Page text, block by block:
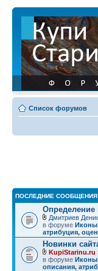
Список форумов
ПОСЛЕДНИЕ СООБЩЕНИЯ
Дмитриев
в форуме Иконы
атрибуция,
Новинки
KupiStarinu.ru
в форуме Иконы
описания,